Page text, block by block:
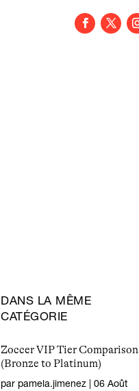
DANS LA MÊME
CATÉGORIE
Zoccer VIP Tier Comparison
(Bronze to Platinum)
par pamela.jimenez |06 Août